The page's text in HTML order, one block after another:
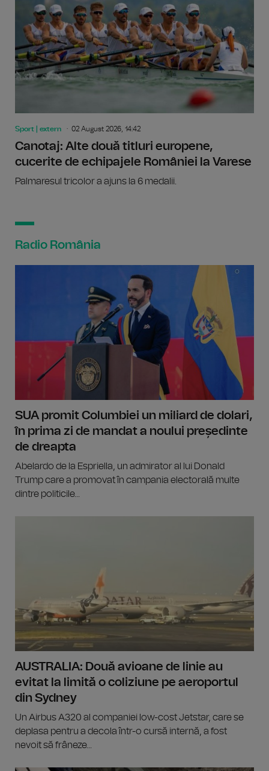
Sport | extern 02 August 2026, 14:42
Canotaj: Alte două titluri europene,
cucerite de echipajele României la Varese
Palmaresul tricolor a ajuns la 6 medalii.
Radio România
SUA promit Columbiei un miliard de dolari,
în prima zi de mandat a noului președinte
de dreapta
Abelardo de la Espriella, un admirator al lui Donald
Trump care a promovat în campania electorală multe
dintre politicile...
AUSTRALIA: Două avioane de linie au
evitat la limită o coliziune pe aeroportul
din Sydney
Un Airbus A320 al companiei low-cost Jetstar, care se
deplasa pentru a decola într-o cursă internă, a fost
nevoit să frâneze...